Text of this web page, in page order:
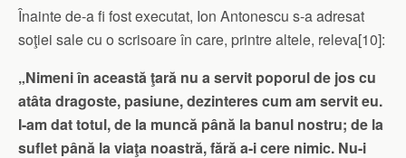
Înainte de-a fi fost executat, Ion Antonescu s-a adresat
soţiei sale cu o scrisoare în care, printre altele, releva[10]:
„Nimeni în această ţară nu a servit poporul de jos cu
atâta dragoste, pasiune, dezinteres cum am servit eu.
I-am dat totul, de la muncă până la banul nostru; de la
suflet până la viaţa noastră, fără a-i cere nimic. Nu-i